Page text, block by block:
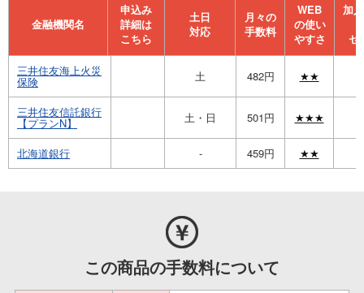
金融機関名
申込み
詳細は
こちら
⼟⽇
対応
月々の
手数料
WEB
の使い
やすさ
加
セ
三井住友海上火災
保険 土 482円 ★★
三井住友信託銀行
【プランN】 土・日 501円 ★★★
北海道銀行 - 459円 ★★
この商品の手数料について